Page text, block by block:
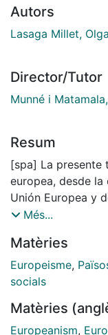
Autors
Lasaga Millet, Olga
Director/Tutor
Munné i
Resum
[spa] La presente
europea, desde
Unión Europea y
misma. Ambos
aquellas premisas
compatibles con
considera que los
catastróficas,
través del
Més...
Matèries
Europeisme,
socials
Matèries
Europeanism,